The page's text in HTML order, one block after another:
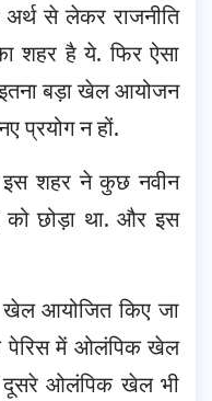
से लेकर राजनीति
शहर है ये. फिर ऐसा
बड़ा खेल आयोजन
प्रयोग न हों.
शहर ने कुछ नवीन
को छोड़ा था. और इस
आयोजित किए जा
पेरिस में ओलंपिक खेल
ओलंपिक खेल भी